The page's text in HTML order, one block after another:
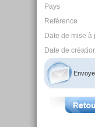
Pays
Reférence
Date de mise à
Date de